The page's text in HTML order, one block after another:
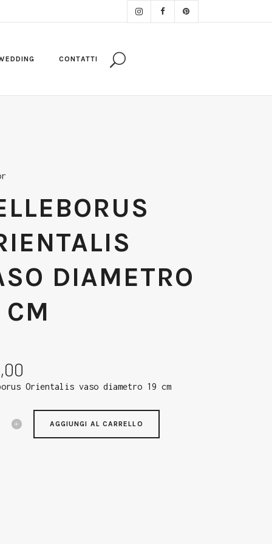
CONTATTI
DIAMETRO
CM
Orientalis vaso diametro 19 cm
AGGIUNGI AL CARRELLO